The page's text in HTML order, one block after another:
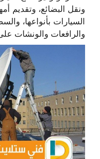
ونقل البضائع، وتقديم
السيارات بأنواعها،
والرافعات والونشات